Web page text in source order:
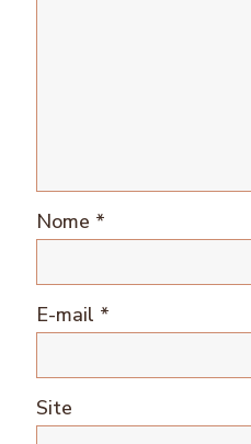
Nome *
E-mail *
Site